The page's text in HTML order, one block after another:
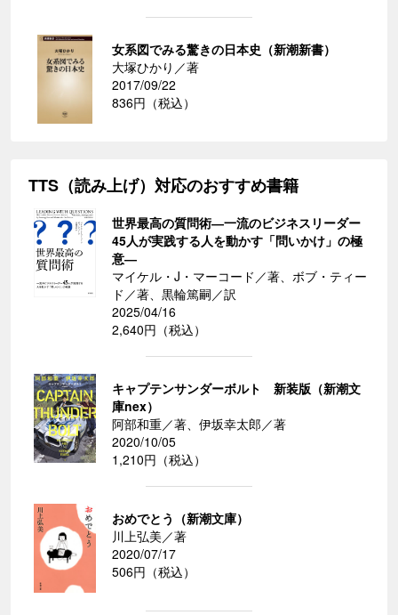
女系図でみる驚きの日本史（新潮新書）
大塚ひかり／著
2017/09/22
836円（税込）
TTS（読み上げ）対応のおすすめ書籍
世界最高の質問術―一流のビジネスリーダー
45人が実践する人を動かす「問いかけ」の極
意―
マイケル・J・マーコード／著、ボブ・ティー
ド／著、黒輪篤嗣／訳
2025/04/16
2,640円（税込）
キャプテンサンダーボルト 新装版（新潮文
庫nex）
阿部和重／著、伊坂幸太郎／著
2020/10/05
1,210円（税込）
おめでとう（新潮文庫）
川上弘美／著
2020/07/17
506円（税込）